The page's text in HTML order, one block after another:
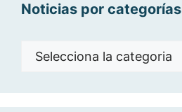
Noticias por categorías
Noticias